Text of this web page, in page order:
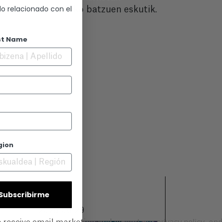
handienetako batzuen eskutik.
2026-06-29
relacionado con el
Name